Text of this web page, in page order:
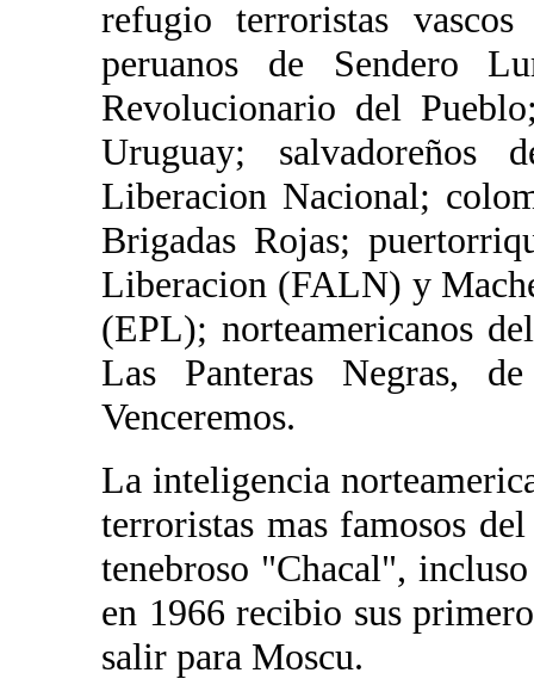
refugio terroristas
peruanos de Sendero
Revolucionario del
Uruguay; salvadoreños
Liberacion Nacional;
Brigadas Rojas;
Liberacion (FALN) y
(EPL); norteamericanos
Las Panteras Negras,
Venceremos.
La inteligencia
terroristas mas famosos
tenebroso "Chacal",
en 1966 recibio sus
salir para Moscu.